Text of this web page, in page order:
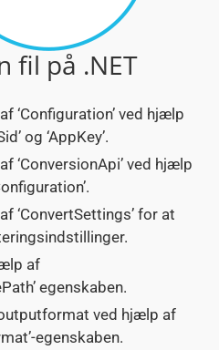
fil på .NET
‘Configuration’ ved hjælp
og ‘AppKey’.
‘ConversionApi’ ved hjælp
‘ConvertSettings’ for at
af
egenskaben.
ved hjælp af
egenskaben.